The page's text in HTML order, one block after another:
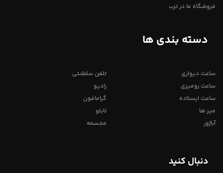
فروشگاه ما در ترب
دسته بندی ها
ساعت دیواری
ساعت رومیزی
ساعت ایستاده
میز ها
آباژور
تلفن سلطنتی
رادیو
گرامافون
تابلو
مجسمه
دنبال کنید